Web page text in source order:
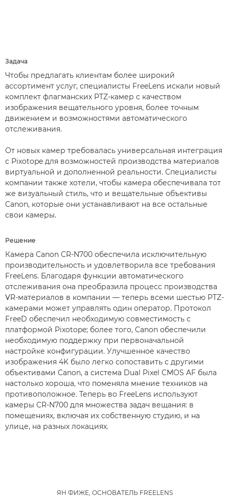
Задача
Чтобы предлагать клиентам более широкий
ассортимент услуг, специалисты FreeLens искали новый
комплект флагманских PTZ-камер с качеством
изображения вещательного уровня, более точным
движением и возможностями автоматического
отслеживания.
От новых камер требовалась универсальная интеграция
с Pixotope для возможностей производства материалов
виртуальной и дополненной реальности. Специалисты
компании также хотели, чтобы камера обеспечивала тот
же визуальный стиль, что и вещательные объективы
Canon, которые они устанавливают на все остальные
свои камеры.
Решение
Камера Canon CR-N700 обеспечила исключительную
производительность и удовлетворила все требования
FreeLens. Благодаря функции автоматического
отслеживания она преобразила процесс производства
VR-материалов в компании — теперь всеми шестью PTZ-
камерами может управлять один оператор. Протокол
FreeD обеспечил необходимую совместимость с
платформой Pixotope; более того, Canon обеспечили
необходимую поддержку при первоначальной
настройке конфигурации. Улучшенное качество
изображения 4K было легко сопоставить с другими
объективами Canon, а система Dual Pixel CMOS AF была
настолько хороша, что поменяла мнение техников на
противоположное. Теперь во FreeLens используют
камеры CR-N700 для множества задач вещания: в
помещениях, включая их собственную студию, и на
улице, на разных локациях.
ЯН ФИЖЕ, ОСНОВАТЕЛЬ FREELENS